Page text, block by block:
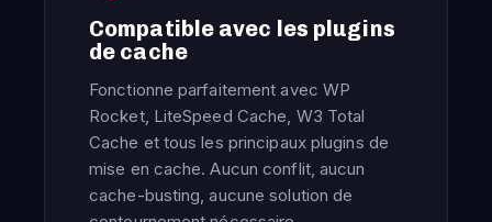
Compatible avec les plugins
de cache
Fonctionne parfaitement avec WP
Rocket, LiteSpeed ​​Cache, W3 Total
Cache et tous les principaux plugins de
mise en cache. Aucun conflit, aucun
cache-busting, aucune solution de